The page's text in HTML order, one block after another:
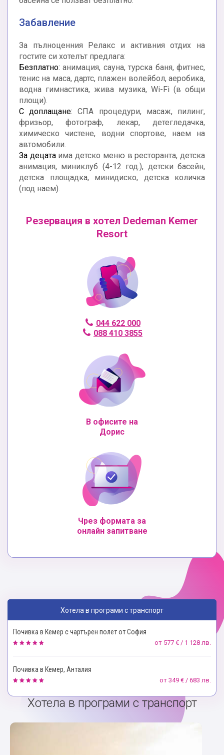
Забавление
За пълноценния Релакс и активния отдих на
гостите си хотелът предлага:
Безплатно: анимация, сауна, турска баня, фитнес,
тенис на маса, дартс, плажен волейбол, аеробика,
водна гимнастика, жива музика, Wi-Fi (в общи
площи).
С доплащане: СПА процедури, масаж, пилинг,
фризьор, фотограф, лекар, детегледачка,
химическо чистене, водни спортове, наем на
автомобили.
За децатаима детско меню в ресторанта, детска
анимация, миниклуб (4-12 год.), детски басейн,
детска площадка, минидиско, детска количка
(под наем).
Резервация в хотел Dedeman Kemer
Resort
044 622 000
088 410 3855
В офисите на
Дорис
Чрез формата за
онлайн запитване
Хотела в програми с транспорт
Почивка в Кемер с чартърен полет от София
от 577 € / 1 128 лв.
Почивка в Кемер, Анталия
от 349 € / 683 лв.
Хотела в програми с транспорт